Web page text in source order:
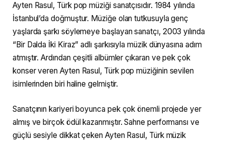
Ayten Rasul, Türk pop müziği sanatçısıdır. 1984 yılında
İstanbul’da doğmuştur. Müziğe olan tutkusuyla genç
yaşlarda şarkı söylemeye başlayan sanatçı, 2003 yılında
“Bir Dalda İki Kiraz” adlı şarkısıyla müzik dünyasına adım
atmıştır. Ardından çeşitli albümler çıkaran ve pek çok
konser veren Ayten Rasul, Türk pop müziğinin sevilen
isimlerinden biri haline gelmiştir.
Sanatçının kariyeri boyunca pek çok önemli projede yer
almış ve birçok ödül kazanmıştır. Sahne performansı ve
güçlü sesiyle dikkat çeken Ayten Rasul, Türk müzik